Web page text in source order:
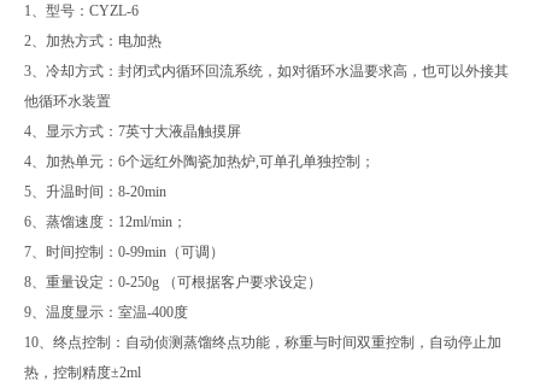
1、型号：CYZL-6
2、加热方式：电加热
3、冷却方式：封闭式内循环回流系统，如对循环水温要求高，也可以外接其
他循环水装置
4、显示方式：7英寸大液晶触摸屏
4、加热单元：6个远红外陶瓷加热炉,可单孔单独控制；
5、升温时间：8-20min
6、蒸馏速度：12ml/min；
7、时间控制：0-99min（可调）
8、重量设定：0-250g （可根据客户要求设定）
9、温度显示：室温-400度
10、终点控制：自动侦测蒸馏终点功能，称重与时间双重控制，自动停止加
热，控制精度±2ml